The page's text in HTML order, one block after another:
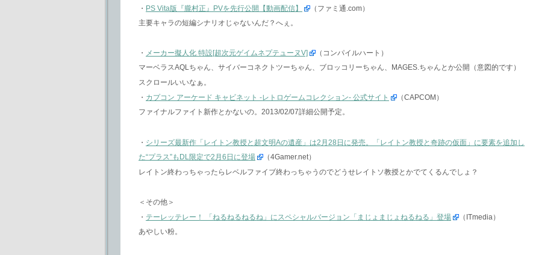
・ PS Vita版『朧村正』PVを先行公開【動画配信】
（ファミ通.com）
主要キャラの短編シナリオじゃないんだ？へぇ。
・ メーカー擬人化 特設[超次元ゲイムネプテューヌV]
（コンパイルハート）
マーベラスAQLちゃん、サイバーコネクトツーちゃん、ブロッコリーちゃん、MAGES.ちゃんとか公開（意図的です）
スクロールいいなぁ。
・ カプコン アーケード キャビネット -レトロゲームコレクション- 公式サイト
（CAPCOM）
ファイナルファイト新作とかないの。2013/02/07詳細公開予定。
・ シリーズ最新作「レイトン教授と超文明Aの遺産」は2月28日に発売。「レイトン教授と奇跡の仮面」に要素を追加し
た“プラス”もDL限定で2月6日に登場
（4Gamer.net）
レイトン終わっちゃったらレベルファイブ終わっちゃうのでどうせレイトソ教授とかでてくるんでしょ？
＜その他＞
・ テーレッテレー！ 「ねるねるねるね」にスペシャルバージョン「まじょまじょねるねる」登場
（ITmedia）
あやしい粉。